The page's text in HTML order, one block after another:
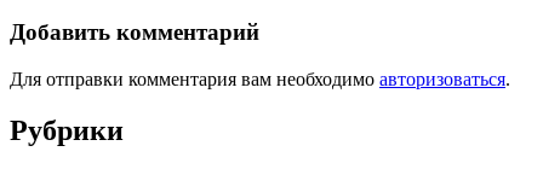
Добавить комментарий
Для отправки комментария вам необходимо авторизоваться.
Рубрики